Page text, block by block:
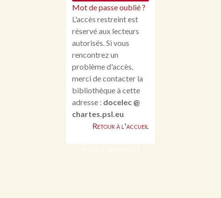
Mot de passe oublié ?
L'accès restreint est
réservé aux lecteurs
autorisés. Si vous
rencontrez un
problème d'accès,
merci de contacter la
bibliothèque à cette
adresse : docelec @
chartes.psl.eu
Retour à l'accueil
Propulsé par Omeka S